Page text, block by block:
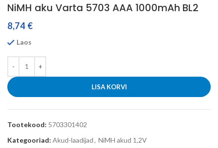
NiMH aku Varta 5703 AAA 1000mAh BL2
8,74 €
Laos
LISA KORVI
Tootekood: 5703301402
Kategooriad: Akud-laadijad, NiMH akud 1,2V